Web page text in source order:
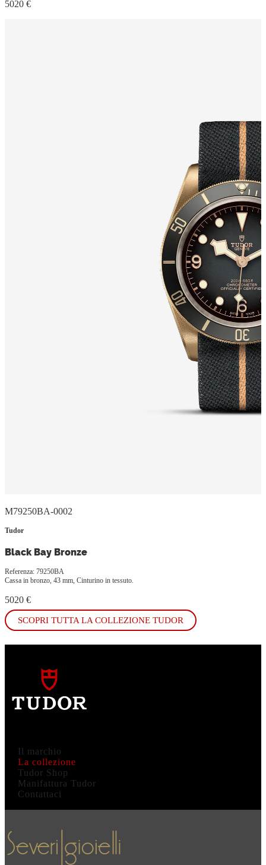
5020 €
M79250BA-0002
Tudor
Black Bay Bronze
Referenza: 79250BA
Cassa in bronzo, 43 mm, Cinturino in tessuto.
5020 €
SCOPRI TUTTA LA COLLEZIONE TUDOR
Il marchio
La collezione
Tudor Shop
Manifattura Tudor
Contattaci